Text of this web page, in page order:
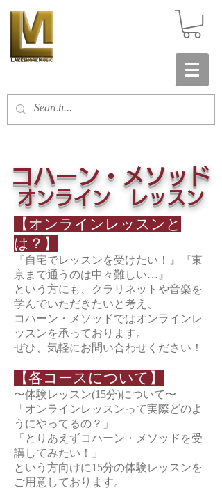
​コハーン・メソッド
オンライン レッスン
【オンラインレッスンと
は？】
『自宅でレッスンを受けたい！』『東
京まで通うのは中々難しい…』
という方にも、クラリネットや音楽を
学んでいただきたいと考え、
コハーン・メソッドではオンラインレ
ッスンを承っております。
ぜひ、気軽にお問い合わせください！
【各コースについて】
〜体験レッスン(15分)について〜
「オンラインレッスンって実際どのよ
うにやってるの？」
「とりあえずコハーン・メソッドを受
講してみたい！」
という方向けに15分の体験レッスンを
ご用意しております。